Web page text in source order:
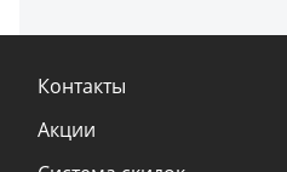
Контакты
Акции